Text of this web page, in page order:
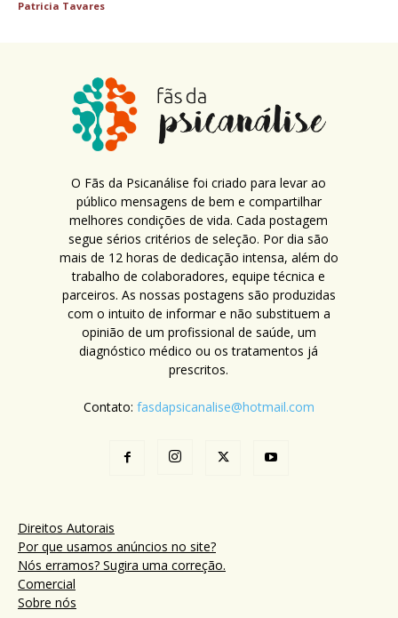
Patricia Tavares
O Fãs da Psicanálise foi criado para levar ao
público mensagens de bem e compartilhar
melhores condições de vida. Cada postagem
segue sérios critérios de seleção. Por dia são
mais de 12 horas de dedicação intensa, além do
trabalho de colaboradores, equipe técnica e
parceiros. As nossas postagens são produzidas
com o intuito de informar e não substituem a
opinião de um profissional de saúde, um
diagnóstico médico ou os tratamentos já
prescritos.
Contato: fasdapsicanalise@hotmail.com
Direitos Autorais
Por que usamos anúncios no site?
Nós erramos? Sugira uma correção.
Comercial
Sobre nós